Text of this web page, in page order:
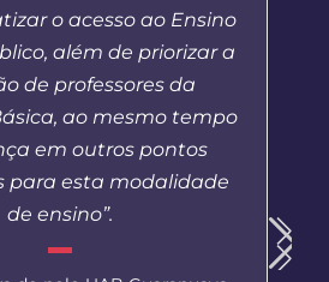
o acesso ao Ensino
além de priorizar a
de professores da
ao mesmo tempo
em outros pontos
para esta modalidade
de ensino”.